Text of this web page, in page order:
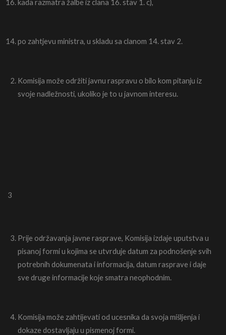
po zahtjevu ministra, u skladu sa clanom 14. stav 2.
Komisija može održiti javnu raspravu o bilo kom pitanju iz
svoje nadležnosti, ukoliko je to u javnom interesu.
3
Prije održavanja javne rasprave, Komisija izdaje uputstva u
pisanoj formi u kojima se utvrduje datum za podnošenje svih
potrebnih dokumenata i informacija, datum rasprave i daje
sve druge informacije koje smatra neophodnim.
Komisija može zahtijevati od ucesnika da svoja mišljenja i
dokaze dostavljaju u pismenoj formi.